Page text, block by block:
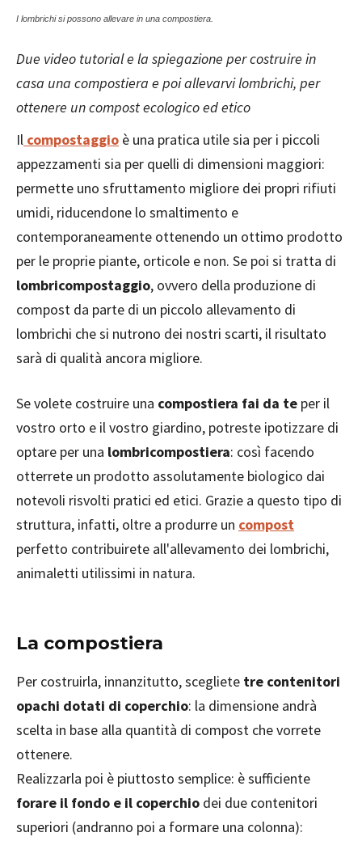
I lombrichi si possono allevare in una compostiera.
Due video tutorial e la spiegazione per costruire in
casa una compostiera e poi allevarvi lombrichi, per
ottenere un compost ecologico ed etico
Il compostaggio è una pratica utile sia per i piccoli
appezzamenti sia per quelli di dimensioni maggiori:
permette uno sfruttamento migliore dei propri rifiuti
umidi, riducendone lo smaltimento e
contemporaneamente ottenendo un ottimo prodotto
per le proprie piante, orticole e non. Se poi si tratta di
lombricompostaggio, ovvero della produzione di
compost da parte di un piccolo allevamento di
lombrichi che si nutrono dei nostri scarti, il risultato
sarà di qualità ancora migliore.
Se volete costruire una compostiera fai da te per il
vostro orto e il vostro giardino, potreste ipotizzare di
optare per una lombricompostiera: così facendo
otterrete un prodotto assolutamente biologico dai
notevoli risvolti pratici ed etici. Grazie a questo tipo di
struttura, infatti, oltre a produrre un compost
perfetto contribuirete all'allevamento dei lombrichi,
animaletti utilissimi in natura.
La compostiera
Per costruirla, innanzitutto, scegliete tre contenitori
opachi dotati di coperchio: la dimensione andrà
scelta in base alla quantità di compost che vorrete
ottenere.
Realizzarla poi è piuttosto semplice: è sufficiente
forare il fondo e il coperchio dei due contenitori
superiori (andranno poi a formare una colonna):